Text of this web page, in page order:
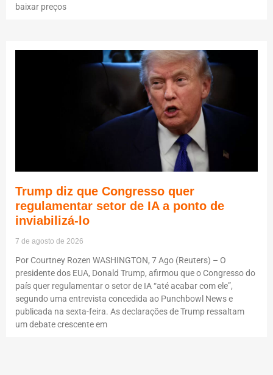
baixar preços
Trump diz que Congresso quer
regulamentar setor de IA a ponto de
inviabilizá-lo
7 de agosto de 2026
Por Courtney Rozen WASHINGTON, 7 Ago (Reuters) – O
presidente dos EUA, Donald Trump, afirmou que o Congresso do
país quer regulamentar o setor de IA “até acabar com ele”,
segundo uma entrevista concedida ao Punchbowl News e
publicada na sexta-feira. As declarações de Trump ressaltam
um debate crescente em